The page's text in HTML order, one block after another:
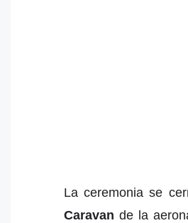
La ceremonia se
Caravan de la